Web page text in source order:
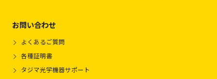
お問い合わせ
よくあるご質問
各種証明書
タジマ光学機器サポート